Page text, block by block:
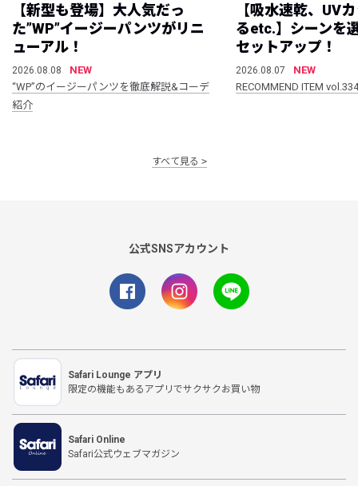
【新型も登場】大人気だっ
た”WP”イージーパンツがリニ
ューアル！
2026.08.08
NEW
“WP”のイージーパンツを徹底解説&コーデ
紹介
【吸水速乾、UV
るetc.】シーンを
セットアップ！
2026.08.07
NEW
RECOMMEND ITEM vol.334
すべて見る
公式SNSアカウント
Safari Lounge アプリ
限定の機能もあるアプリでサクサクお買い物
Safari Online
Safari公式ウェブマガジン